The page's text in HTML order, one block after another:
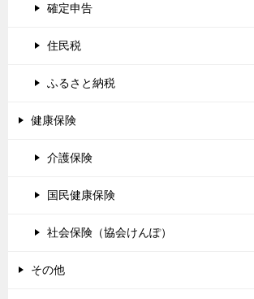
確定申告
住民税
ふるさと納税
健康保険
介護保険
国民健康保険
社会保険（協会けんぽ）
その他